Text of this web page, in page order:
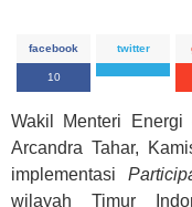
facebook
10
twitter
Wakil Menteri
Arcandra Tahar,
implementasi
wilayah Timur